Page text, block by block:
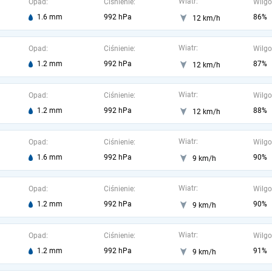
Opad:
1.6 mm
Ciśnienie:
992 hPa
12 km/h
86%
Opad:
1.2 mm
Ciśnienie:
992 hPa
Wiatr:
12 km/h
87%
Opad:
1.2 mm
Ciśnienie:
992 hPa
Wiatr:
12 km/h
88%
Opad:
1.6 mm
Ciśnienie:
992 hPa
Wiatr:
9 km/h
90%
Opad:
1.2 mm
Ciśnienie:
992 hPa
Wiatr:
9 km/h
90%
Opad:
1.2 mm
Ciśnienie:
992 hPa
Wiatr:
9 km/h
91%